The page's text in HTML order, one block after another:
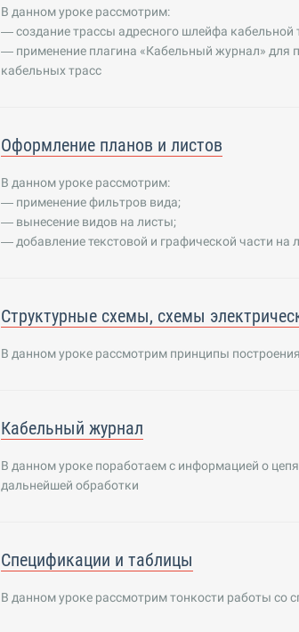
В данном уроке рассмотрим:
— создание трассы адресного шлейфа кабельной
— применение плагина «Кабельный журнал» для
кабельных трасс
Оформление планов и листов
В данном уроке рассмотрим:
— применение фильтров вида;
— вынесение видов на листы;
— добавление текстовой и графической части на
Структурные схемы, схемы
В данном уроке рассмотрим принципы
Кабельный журнал
В данном уроке поработаем с информацией о
дальнейшей обработки
Спецификации и таблицы
В данном уроке рассмотрим тонкости работы со